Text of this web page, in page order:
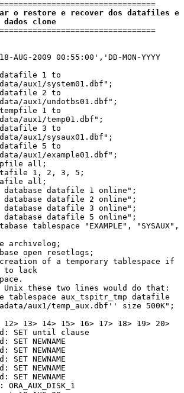
o restore e recover dos datafiles e
clone
2009 00:55:00','DD-MON-YYYY
datafile 1 to
aux1/system01.dbf";
datafile 2 to
aux1/undotbs01.dbf";
tempfile 1 to
aux1/temp01.dbf";
datafile 3 to
aux1/sysaux01.dbf";
datafile 5 to
aux1/example01.dbf";
all;
1, 2, 3, 5;
all;
datafile 1 online";
datafile 2 online";
datafile 3 online";
datafile 5 online";
tablespace "EXAMPLE", "SYSAUX",
archivelog;
open resetlogs;
creation of a temporary tablespace if
to lack
Unix these two lines would do that:
tablespace aux_tspitr_tmp datafile
aux1/temp_aux.dbf'' size 500K";
13> 14> 15> 16> 17> 18> 19> 20>
SET until clause
SET NEWNAME
SET NEWNAME
SET NEWNAME
SET NEWNAME
SET NEWNAME